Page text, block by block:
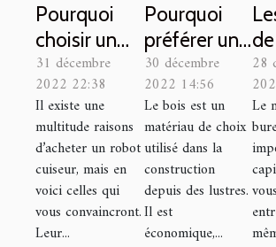
Pourquoi
choisir un
robot
cuiseur
connecté ?
31 décembre
2022 22:38
Il existe une
multitude raisons
d’acheter un robot
cuiseur, mais en
voici celles qui
vous convaincront.
Leur...
Pourquoi
préférer une
construction
en bois ?
30 décembre
2022 14:56
Le bois est un
matériau de choix
utilisé dans la
construction
depuis des lustres.
Il est
économique,...
de
28
Le